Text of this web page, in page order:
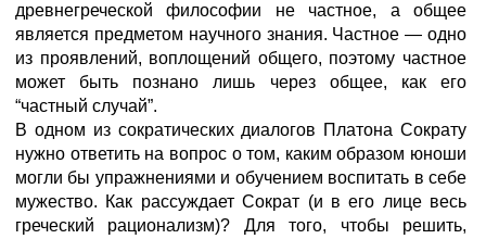
древнегреческой философии не частное, а общее
является предметом научного знания. Частное — одно
из проявлений, воплощений общего, поэтому частное
может быть познано лишь через общее, как его
“частный случай”.
В одном из сократических диалогов Платона Сократу
нужно ответить на вопрос о том, каким образом юноши
могли бы упражнениями и обучением воспитать в себе
мужество. Как рассуждает Сократ (и в его лице весь
греческий рационализм)? Для того, чтобы решить,